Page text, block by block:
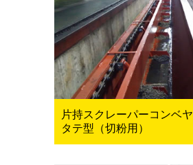
片持スクレーパーコンベヤ
タテ型（切粉用）